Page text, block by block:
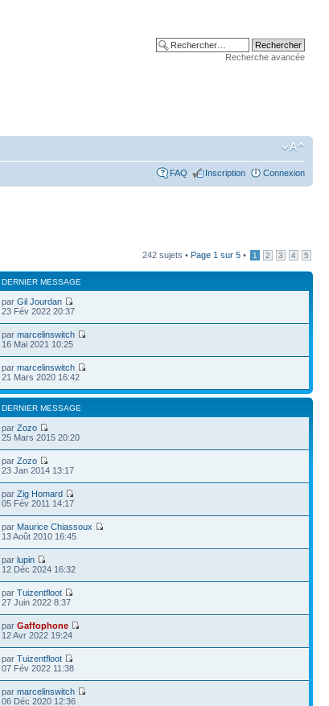
Recherche avancée
FAQ Inscription Connexion
242 sujets • Page 1 sur 5 • 1 2 3 4 5
DERNIER MESSAGE
parGil Jourdan
23 Fév 2022 20:37
parmarcelinswitch
16 Mai 2021 10:25
parmarcelinswitch
21 Mars 2020 16:42
DERNIER MESSAGE
parZozo
25 Mars 2015 20:20
parZozo
23 Jan 2014 13:17
parZig Homard
05 Fév 2011 14:17
par Maurice Chiassoux
13 Août 2010 16:45
parlupin
12 Déc 2024 16:32
parTuizentfloot
27 Juin 2022 8:37
parGaffophone
12 Avr 2022 19:24
parTuizentfloot
07 Fév 2022 11:38
parmarcelinswitch
06 Déc 2020 12:36